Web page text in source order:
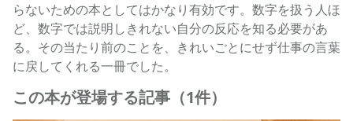
らないための本としてはかなり有効です。数字を扱う人ほ
ど、数字では説明しきれない自分の反応を知る必要があ
る。その当たり前のことを、きれいごとにせず仕事の言葉
に戻してくれる一冊でした。
この本が登場する記事（1件）